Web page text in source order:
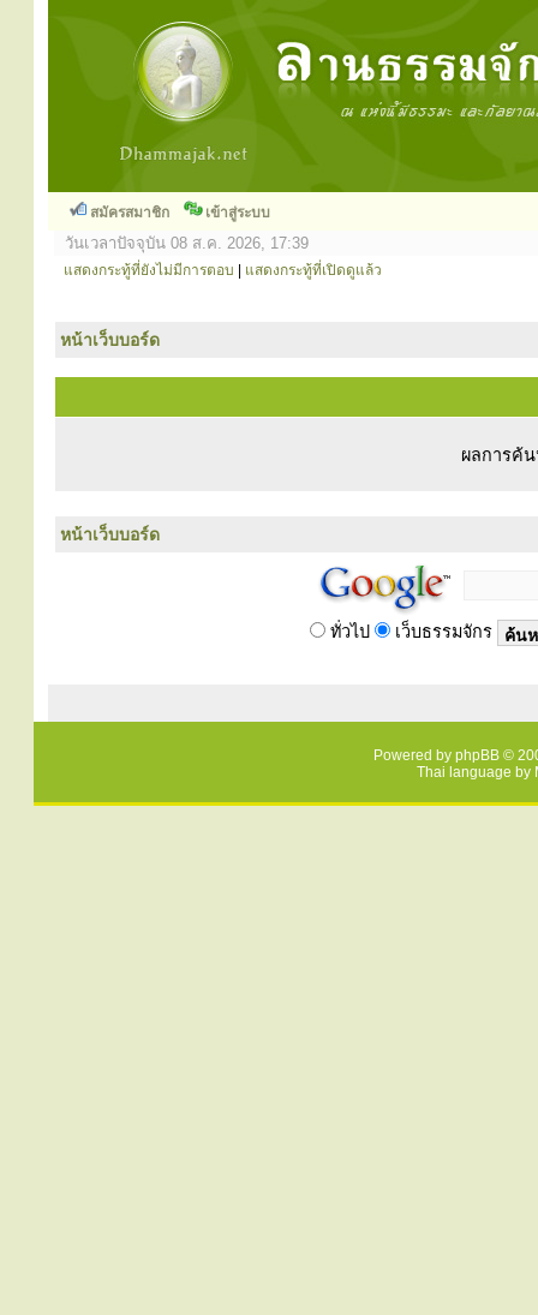
สมัครสมาชิก เข้าสู่ระบบ
วันเวลาปัจจุบัน 08 ส.ค. 2026, 17:39
แสดงกระทู้ที่ยังไม่มีการตอบ แสดงกระทู้ที่เปิดดูแล้ว
หน้าเว็บบอร์ด
ผลการค้
หน้าเว็บบอร์ด
ทั่วไป เว็บธรรมจักร
Powered by phpBB ©
Thai language by